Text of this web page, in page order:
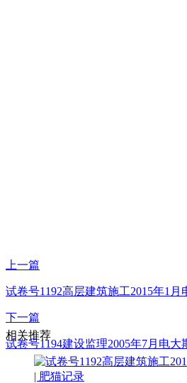
上一篇
试卷号1192高层建筑施工2015年1月
下一篇
试卷号1194建设监理2005年7月电大
相关推荐